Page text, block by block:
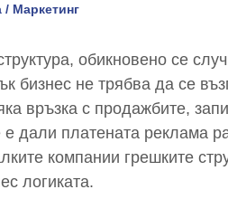
/ Маркетинг
обикновено се
бизнес не трябва да се
връзка с продажбите,
дали платената реклама
компании грешките
логиката.